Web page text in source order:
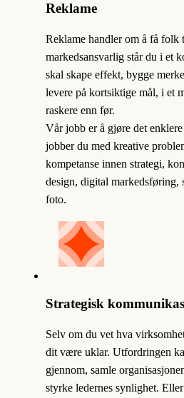
Reklame
Reklame handler om å få folk
markedsansvarlig står du i et
skal skape effekt, bygge
levere på kortsiktige mål, i et
raskere enn før.
Vår jobb er å gjøre det
jobber du med kreative
kompetanse innen strategi,
design, digital markedsføring,
foto.
Strategisk
Selv om du vet hva
dit være uklar. Utfordringen
gjennom, samle
styrke ledernes synlighet.